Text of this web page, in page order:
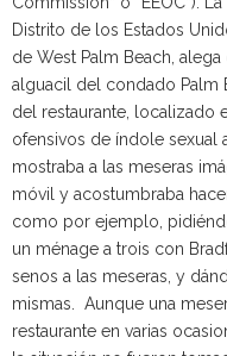
Distrito de los Estados
de West Palm Beach,
alguacil del condado Palm
del restaurante, localizado
ofensivos de índole sexual
mostraba a las meseras
móvil y acostumbraba
como por ejemplo,
un ménage a trois con
senos a las meseras, y
mismas. Aunque una
restaurante en varias